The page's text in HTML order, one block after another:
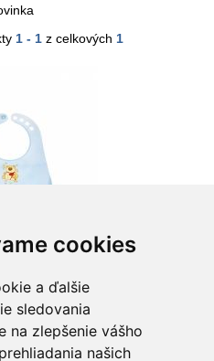
cookies
a ďalšie
sledovania
na zlepšenie vášho
našich
1 - 1 z celkových 1
tvrdý s priehradkou